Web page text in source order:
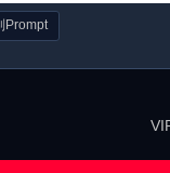
Prompt